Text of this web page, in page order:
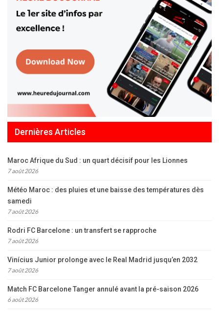
Dernières Articles
Maroc Afrique du Sud : un quart décisif pour les Lionnes
7 août 2026
Météo Maroc : des pluies et une baisse des températures dès
samedi
7 août 2026
Rodri FC Barcelone : un transfert se rapproche
7 août 2026
Vinícius Junior prolonge avec le Real Madrid jusqu’en 2032
7 août 2026
Match FC Barcelone Tanger annulé avant la pré-saison 2026
6 août 2026